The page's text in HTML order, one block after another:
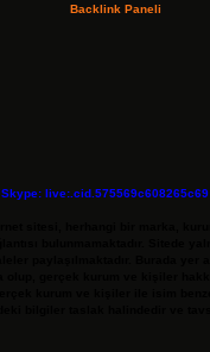
Skype: live:.cid.575569c608265c69